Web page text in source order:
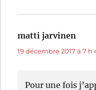
matti jarvinen
19 décembre 2017 à 7 h
Pour une fois